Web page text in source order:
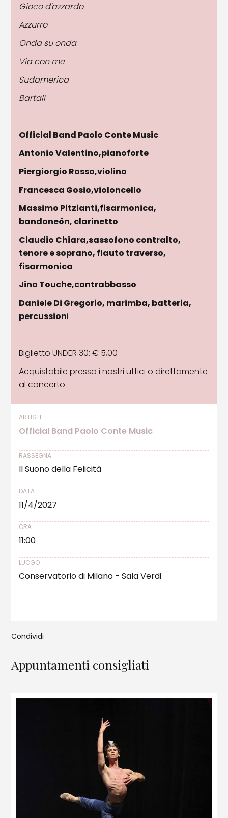
Gioco d'azzardo
Azzurro
Onda su onda
Via con me
Sudamerica
Bartali
Official Band Paolo Conte Music
Antonio Valentino,pianoforte
Piergiorgio Rosso,violino
Francesca Gosio,violoncello
Massimo Pitzianti,fisarmonica,
bandoneón, clarinetto
Claudio Chiara,sassofono contralto,
tenore e soprano, flauto traverso,
fisarmonica
Jino Touche,contrabbasso
Daniele Di Gregorio, marimba, batteria,
percussioni
Biglietto UNDER 30: € 5,00
Acquistabile presso i nostri uffici o direttamente
al concerto
ARTISTI
Official Band Paolo Conte Music
RASSEGNA
Il Suono della Felicità
DATA
11/4/2027
ORA
11:00
LUOGO
Conservatorio di Milano - Sala Verdi
Appuntamenti consigliati
Condividi